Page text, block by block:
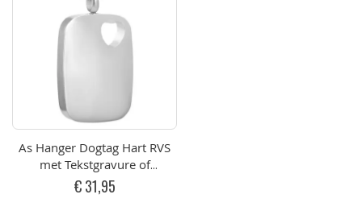
As Hanger Dogtag Hart RVS
met Tekstgravure of
Fotogravure
€ 31,95